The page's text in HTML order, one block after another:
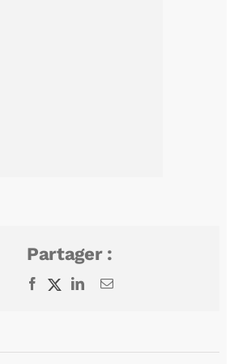
Partager :
Facebook
X LinkedInEmail